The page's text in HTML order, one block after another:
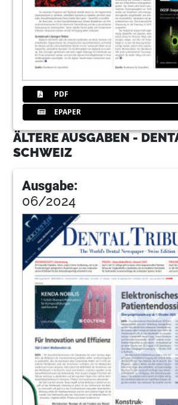
PDF
EPAPER
ÄLTERE AUSGABEN -
SCHWEIZ
Ausgabe:
06/2024